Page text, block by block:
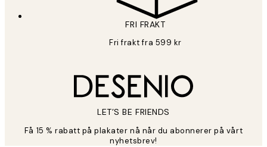
FRI FRAKT
Fri frakt fra 599 kr
LET’S BE FRIENDS
Få 15 % rabatt på plakater nå når du abonnerer på vårt
nyhetsbrev!